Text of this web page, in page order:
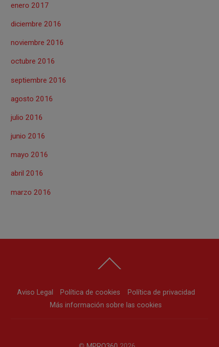
enero 2017
diciembre 2016
noviembre 2016
octubre 2016
septiembre 2016
agosto 2016
julio 2016
junio 2016
mayo 2016
abril 2016
marzo 2016
To
Aviso Legal Política de cookies
Política de privacidad
Más información sobre las cookies